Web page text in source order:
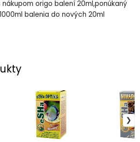
origo balení 20ml,ponúkaný
balenia do nových 20ml